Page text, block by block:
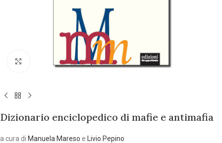
Allarga l'immagine
Dizionario enciclopedico di mafie e antimafia
a cura di Manuela Mareso e Livio Pepino